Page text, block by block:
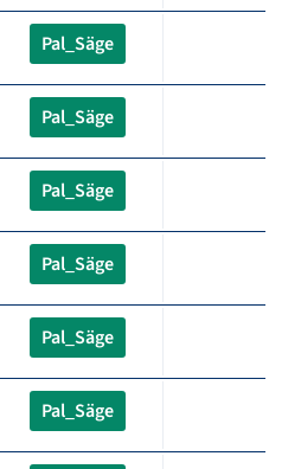
Pal_Säge
Pal_Säge
Pal_Säge
Pal_Säge
Pal_Säge
Pal_Säge